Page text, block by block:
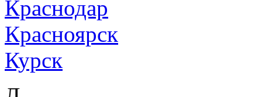
Краснодар
Красноярск
Курск